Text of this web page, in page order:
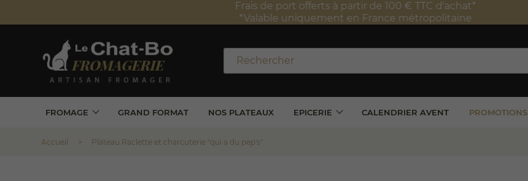
Frais de port offerts à partir de 100 € TTC d'achat*
*Valable uniquement en France métropolitaine
FROMAGE GRAND FORMAT NOS PLATEAUX EPICERIE CALENDRIER AVENT PROMOTIONS
Accueil Plateau Raclette et charcuterie "qui a du pep's"